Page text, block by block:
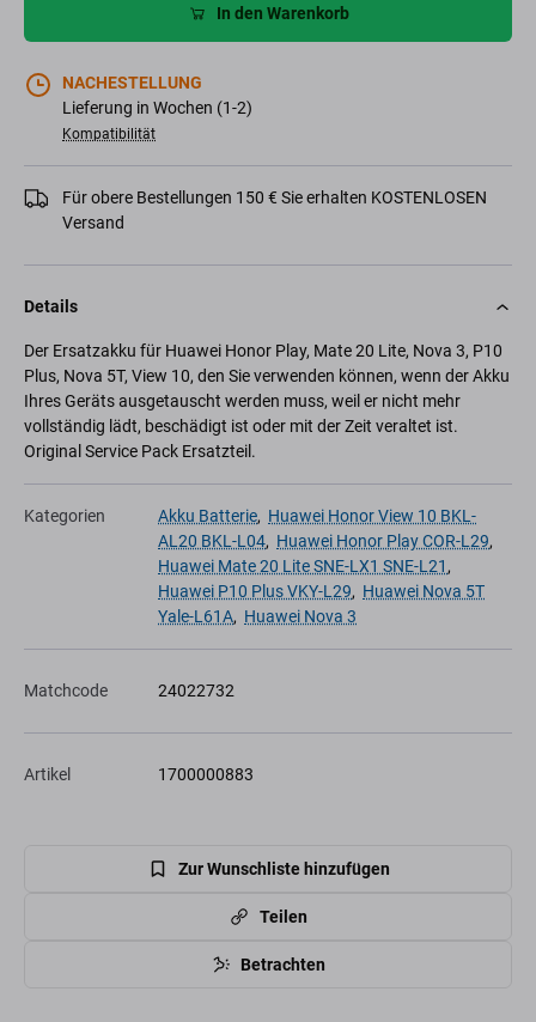
In den Warenkorb
NACHESTELLUNG
Lieferung in Wochen (1-2)
Kompatibilität
Für obere Bestellungen 150 € Sie erhalten KOSTENLOSEN
Versand
Details
Der Ersatzakku für Huawei Honor Play, Mate 20 Lite, Nova 3, P10
Plus, Nova 5T, View 10, den Sie verwenden können, wenn der Akku
Ihres Geräts ausgetauscht werden muss, weil er nicht mehr
vollständig lädt, beschädigt ist oder mit der Zeit veraltet ist.
Original Service Pack Ersatzteil.
Kategorien Akku Batterie, Huawei Honor View 10 BKL-
AL20 BKL-L04, Huawei Honor Play COR-L29,
Huawei Mate 20 Lite SNE-LX1 SNE-L21,
Huawei P10 Plus VKY-L29, Huawei Nova 5T
Yale-L61A, Huawei Nova 3
Matchcode 24022732
Artikel 1700000883
Zur Wunschliste hinzufügen
Teilen
Betrachten